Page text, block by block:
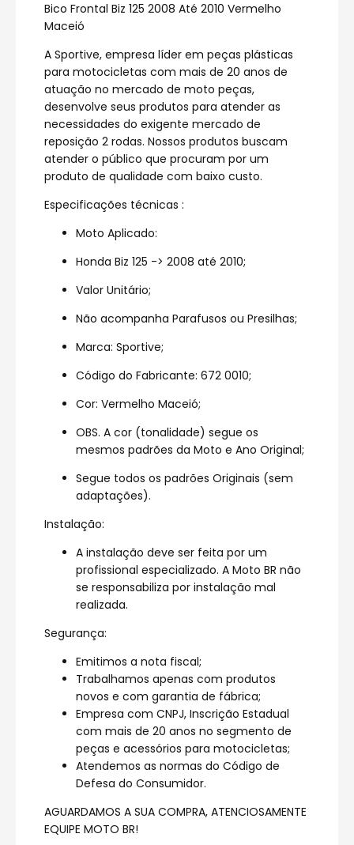
Bico Frontal Biz 125 2008 Até 2010 Vermelho
Maceió
A Sportive, empresa líder em peças plásticas
para motocicletas com mais de 20 anos de
atuação no mercado de moto peças,
desenvolve seus produtos para atender as
necessidades do exigente mercado de
reposição 2 rodas. Nossos produtos buscam
atender o público que procuram por um
produto de qualidade com baixo custo.
Especificações técnicas :
Moto Aplicado:
Honda Biz 125 -> 2008 até 2010;
Valor Unitário;
Não acompanha Parafusos ou Presilhas;
Marca: Sportive;
Código do Fabricante: 672 0010;
Cor: Vermelho Maceió;
OBS. A cor (tonalidade) segue os
mesmos padrões da Moto e Ano Original;
Segue todos os padrões Originais (sem
adaptações).
Instalação:
A instalação deve ser feita por um
profissional especializado. A Moto BR não
se responsabiliza por instalação mal
realizada.
Segurança:
Emitimos a nota fiscal;
Trabalhamos apenas com produtos
novos e com garantia de fábrica;
Empresa com CNPJ, Inscrição Estadual
com mais de 20 anos no segmento de
peças e acessórios para motocicletas;
Atendemos as normas do Código de
Defesa do Consumidor.
AGUARDAMOS A SUA COMPRA, ATENCIOSAMENTE
EQUIPE MOTO BR!